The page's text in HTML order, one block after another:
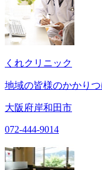
くれクリニック
地域の皆様のかかり
大阪府岸和田市
072-444-9014